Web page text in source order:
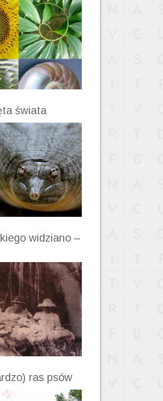
świata
widziano –
ras psów